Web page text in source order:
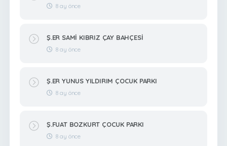
8 ay önce
Ş.ER SAMİ KIBRIZ ÇAY BAHÇESİ
8 ay önce
Ş.ER YUNUS YILDIRIM ÇOCUK PARKI
8 ay önce
Ş.FUAT BOZKURT ÇOCUK PARKI
8 ay önce